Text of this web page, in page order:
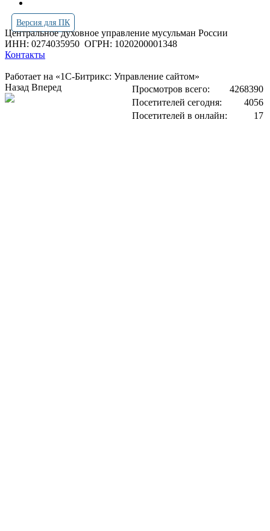
Версия для ПК
Центральное духовное управление мусульман России
ИНН: 0274035950 ОГРН: 1020200001348
Контакты
Работает на «1С-Битрикс: Управление сайтом»
Просмотров всего:
4268390
Посетителей сегодня:
4056
Посетителей в онлайн:
17
Назад Вперед